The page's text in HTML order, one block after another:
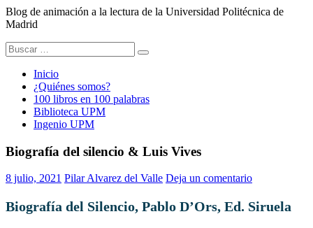
Blog de animación a la lectura de la Universidad Politécnica de
Madrid
Buscar:
Inicio
¿Quiénes somos?
100 libros en 100 palabras
Biblioteca UPM
Ingenio UPM
Biografía del silencio & Luis Vives
8 julio, 2021 Pilar Alvarez del Valle Deja un comentario
Biografía del Silencio, Pablo D’Ors, Ed. Siruela